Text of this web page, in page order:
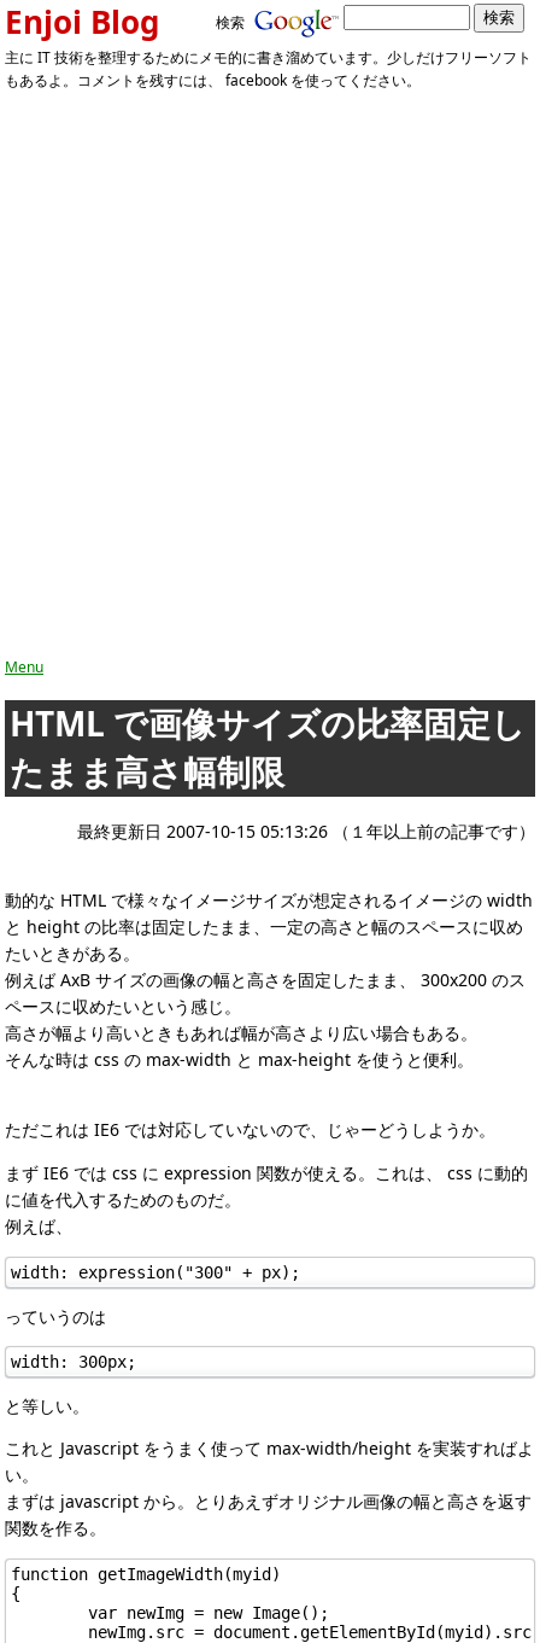
Enjoi Blog
検索
主に IT 技術を整理するためにメモ的に書き溜めています。少しだけフリーソフト
もあるよ。コメントを残すには、 facebook を使ってください。
Menu
HTML で画像サイズの比率固定し
たまま高さ幅制限
最終更新日 2007-10-15 05:13:26 （１年以上前の記事です）
動的な HTML で様々なイメージサイズが想定されるイメージの width
と height の比率は固定したまま、一定の高さと幅のスペースに収め
たいときがある。
例えば AxB サイズの画像の幅と高さを固定したまま、 300x200 のス
ペースに収めたいという感じ。
高さが幅より高いときもあれば幅が高さより広い場合もある。
そんな時は css の max-width と max-height を使うと便利。
ただこれは IE6 では対応していないので、じゃーどうしようか。
まず IE6 では css に expression 関数が使える。これは、 css に動的
に値を代入するためのものだ。
例えば、
っていうのは
と等しい。
これと Javascript をうまく使って max-width/height を実装すればよ
い。
まずは javascript から。とりあえずオリジナル画像の幅と高さを返す
関数を作る。
function getImageWidth(myid)
{